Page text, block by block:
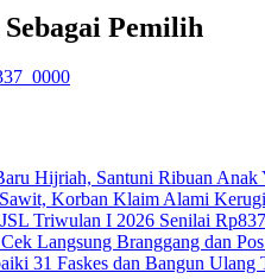
Pemilih
Hijriah, Santuni Ribuan Anak
Korban Klaim Alami
Triwulan I 2026 Senilai
Langsung Branggang dan
31 Faskes dan Bangun Ulang